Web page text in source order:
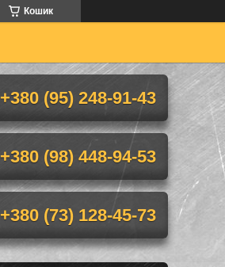
Кошик
+380 (95) 248-91-43
+380 (98) 448-94-53
+380 (73) 128-45-73